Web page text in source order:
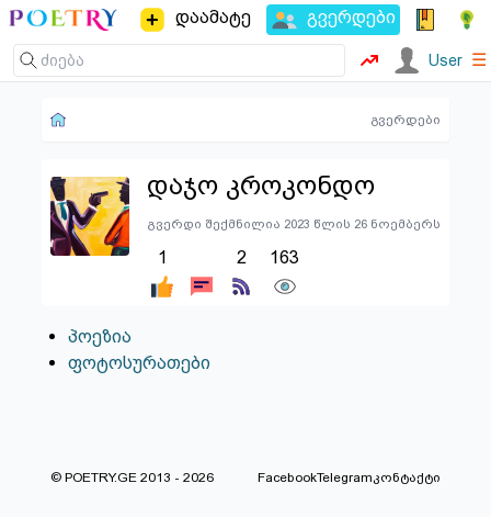
დაამატე გვერდები
User ☰
გვერდები
დაჯო კროკონდო
გვერდი შექმნილია 2023 წლის 26 ნოემბერს
1 2 163
პოეზია
ფოტოსურათები
© POETRY.GE 2013 - 2026 FacebookTelegramკონტაქტი